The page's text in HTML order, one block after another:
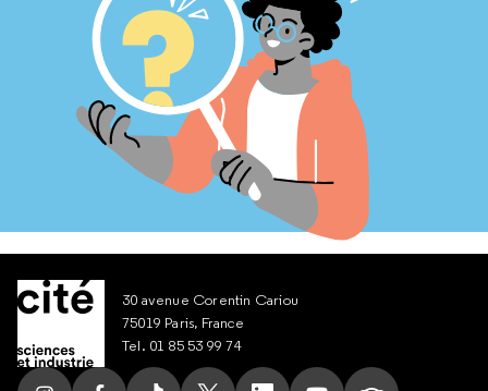
30 avenue Corentin Cariou
75019 Paris, France
Tel. 01 85 53 99 74